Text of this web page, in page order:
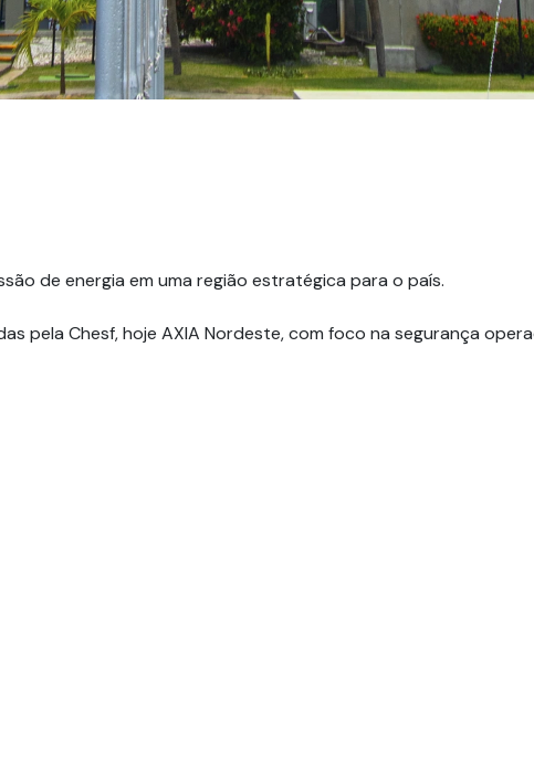
de energia em uma região estratégica para o país.
pela Chesf, hoje AXIA Nordeste, com foco na segurança